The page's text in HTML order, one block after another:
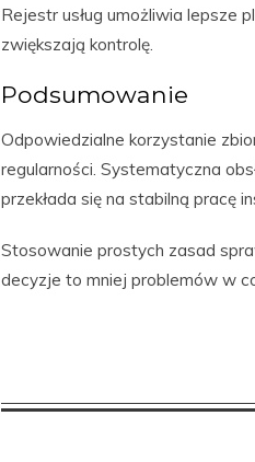
Rejestr usług umożliwia lepsze
zwiększają kontrolę.
Podsumowanie
Odpowiedzialne korzystanie
regularności. Systematyczna
przekłada się na stabilną pracę
Stosowanie prostych zasad
decyzje to mniej problemów w